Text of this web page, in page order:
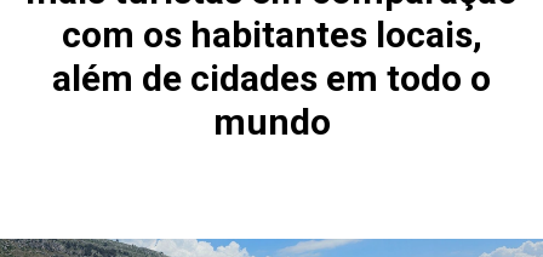
com os habitantes locais,
além de cidades em todo o
mundo